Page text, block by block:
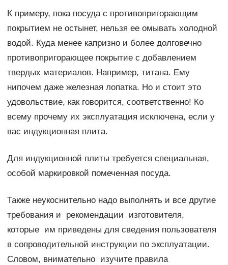
К примеру, пока посуда с противопригорающим
покрытием не остынет, нельзя ее омывать холодной
водой. Куда менее капризно и более долговечно
противопригорающее покрытие с добавлением
твердых материалов. Например, титана. Ему
нипочем даже железная лопатка. Но и стоит это
удовольствие, как говорится, соответственно! Ко
всему прочему их эксплуатация исключена, если у
вас индукционная плита.
Для индукционной плиты требуется специальная,
особой маркировкой помеченная посуда.
Также неукоснительно надо выполнять и все другие
требования и рекомендации изготовителя,
которые им приведены для сведения пользователя
в сопроводительной инструкции по эксплуатации.
Словом, внимательно изучите правила